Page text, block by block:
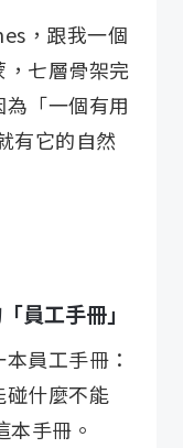
，跟我一個
七層骨架完
「一個有用
有它的自然
員工手冊」
員工手冊：
什麼不能
手冊。